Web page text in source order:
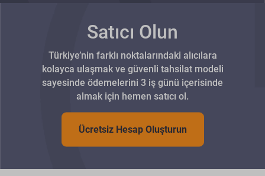
Satıcı Olun
Türkiye’nin farklı noktalarındaki alıcılara
kolayca ulaşmak ve güvenli tahsilat modeli
sayesinde ödemelerini 3 iş günü içerisinde
almak için hemen satıcı ol.
Ücretsiz Hesap Oluşturun